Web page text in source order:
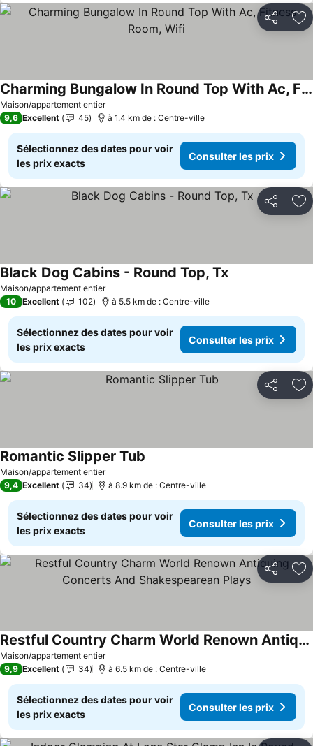
Partager
Maison/appartement entier
Charming Bungalow In Round Top With Ac, Fitness Room, Wifi
Consulter les prix
9,6 Excellent 45 à 1.4 km de : Centre-ville
Sélectionnez des dates pour voir
les prix exacts
Consulter les prix
Partager
Maison/appartement entier
Black Dog Cabins - Round Top, TxConsulter les
10 Excellent 102 à 5.5 km de : Centre-ville
Sélectionnez des dates pour voir
les prix exacts
Consulter les prix
Partager
Maison/appartement entier
Romantic Slipper Tub
9,4 Excellent 34 à 8.9 km de : Centre-ville
Sélectionnez des dates pour voir
les prix exacts
Consulter les prix
Partager
Maison/appartement entier
Restful Country Charm World Renown Antiquing Concerts And Shakespearean Plays
Consulter les prix
9,9 Excellent 34 à 6.5 km de : Centre-ville
Sélectionnez des dates pour voir
les prix exacts
Consulter les prix